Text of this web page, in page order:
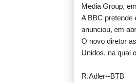
Media Group,
A BBC pretende
anunciou, em
O novo diretor
Unidos, na qual
R.Adler--BTB